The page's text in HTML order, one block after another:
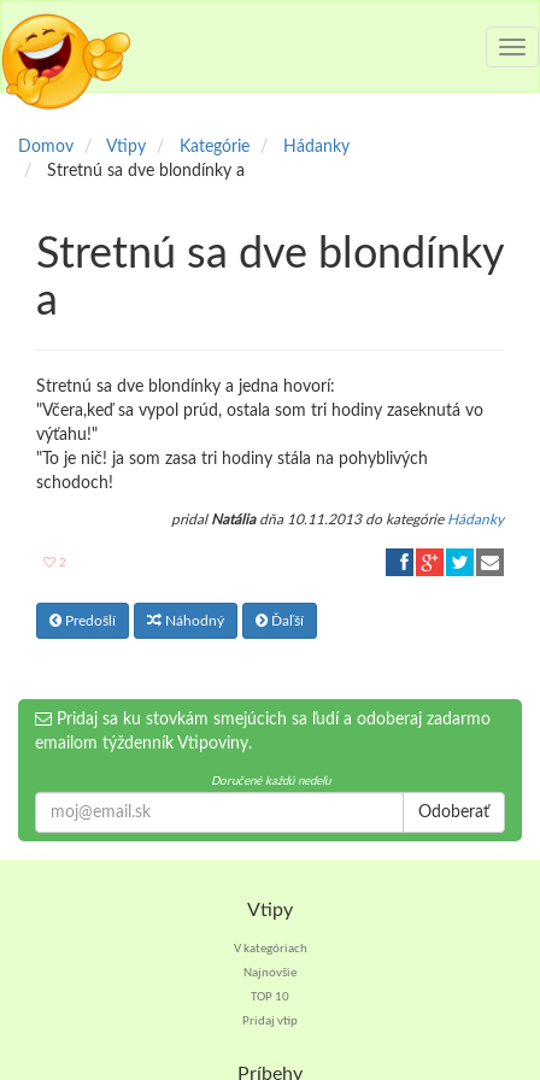
Domov Vtipy Kategórie
Hádanky
Stretnú sa dve blondínky a
Stretnú sa dve blondínky
a
Stretnú sa dve blondínky a jedna hovorí:
"Včera,keď sa vypol prúd, ostala som tri hodiny zaseknutá vo
výťahu!"
"To je nič! ja som zasa tri hodiny stála na pohyblivých
schodoch!
pridal Natáliadňa 10.11.2013 do kategórie Hádanky
2
Predošlí Náhodný Ďaľší
Pridaj sa ku stovkám smejúcich sa ľudí a odoberaj zadarmo
emailom týždenník Vtipoviny.
Doručené každú nedeľu
Odoberať
Vtipy
V kategóriach
Najnovšie
TOP 10
Pridaj vtip
Príbehy